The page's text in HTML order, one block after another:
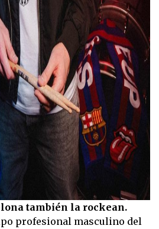
también la rockean.
profesional masculino del